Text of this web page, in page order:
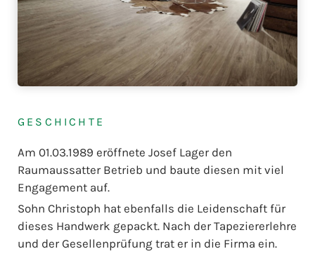
GESCHICHTE
Am 01.03.1989 eröffnete Josef Lager den
Raumaussatter Betrieb und baute diesen mit viel
Engagement auf.
Sohn Christoph hat ebenfalls die Leidenschaft für
dieses Handwerk gepackt. Nach der Tapeziererlehre
und der Gesellenprüfung trat er in die Firma ein.